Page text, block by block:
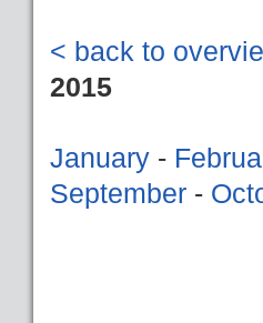
< back to
2015
January -
September -